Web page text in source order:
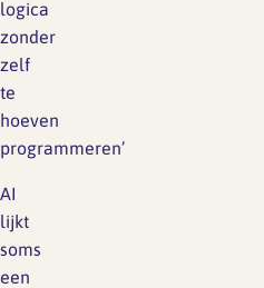
logica
zonder
zelf
te
hoeven
programmeren’
AI
lijkt
soms
een